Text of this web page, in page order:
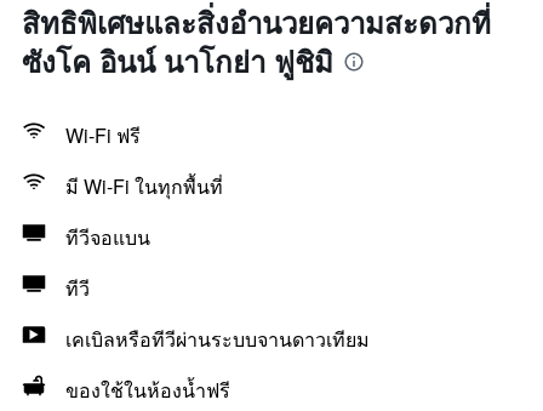
สิทธิพิเศษและสิ่งอำนวยความสะดวกที่
ซังโค อินน์ นาโกย่า ฟูชิมิ
Wi-Fi ฟรี
มี Wi-Fi ในทุกพื้นที่
ทีวีจอแบน
ทีวี
เคเบิลหรือทีวีผ่านระบบจานดาวเทียม
ของใช้ในห้องน้ำฟรี